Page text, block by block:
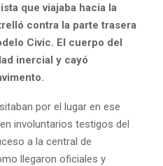
que viajaba hacia la
contra la parte trasera
Civic. El cuerpo del
inercial y cayó
por el lugar en ese
involuntarios testigos del
a la central de
llegaron oficiales y